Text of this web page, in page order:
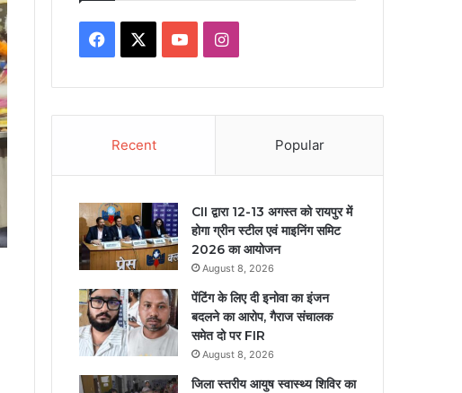
Facebook YouTubeInstagram
Recent Popular
CII द्वारा 12-13 अगस्त को रायपुर में
होगा ग्रीन स्टील एवं माइनिंग समिट
2026 का आयोजन
August 8, 2026
पेंटिंग के लिए दी इनोवा का इंजन
बदलने का आरोप, गैराज संचालक
समेत दो पर FIR
August 8, 2026
जिला स्तरीय आयुष स्वास्थ्य शिविर का